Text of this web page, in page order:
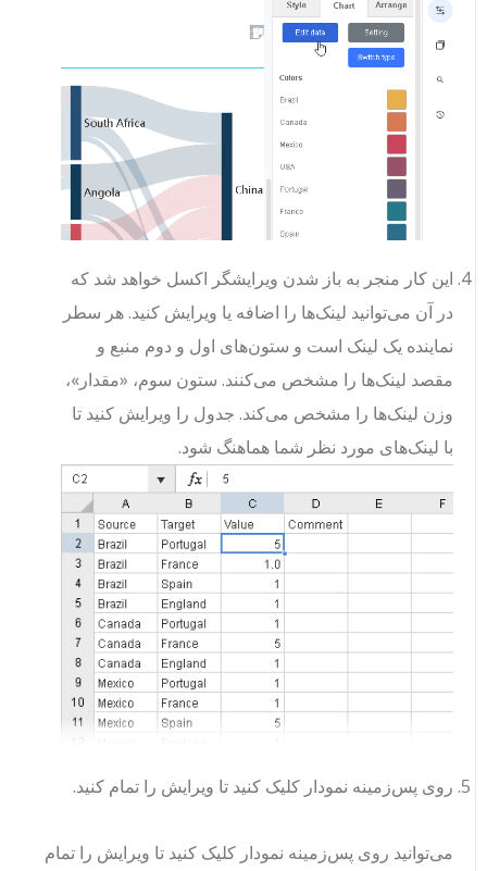
این کار منجر به باز شدن ویرایشگر اکسل خواهد شد که
در آن می‌توانید لینک‌ها را اضافه یا ویرایش کنید. هر سطر
نماینده یک لینک است و ستون‌های اول و دوم منبع و
مقصد لینک‌ها را مشخص می‌کنند. ستون سوم، «مقدار»،
وزن لینک‌ها را مشخص می‌کند. جدول را ویرایش کنید تا
با لینک‌های مورد نظر شما هماهنگ شود.
روی پس‌زمینه نمودار کلیک کنید تا ویرایش را تمام کنید.
می‌توانید روی پس‌زمینه نمودار کلیک کنید تا ویرایش را تمام